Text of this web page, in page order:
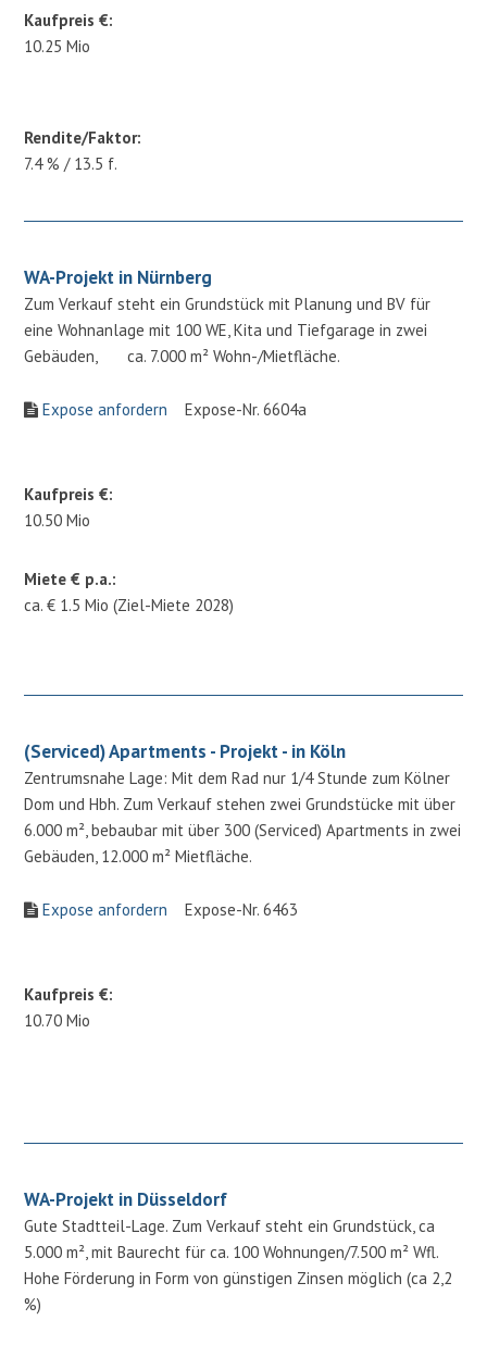
Kaufpreis €:
10.25 Mio
Rendite/Faktor:
7.4 % / 13.5 f.
WA-Projekt in Nürnberg
Zum Verkauf steht ein Grundstück mit Planung und BV für
eine Wohnanlage mit 100 WE, Kita und Tiefgarage in zwei
Gebäuden, ca. 7.000 m² Wohn-/Mietfläche.
Expose anfordern Expose-Nr. 6604a
Kaufpreis €:
10.50 Mio
Miete € p.a.:
ca. € 1.5 Mio (Ziel-Miete 2028)
(Serviced) Apartments - Projekt - in Köln
Zentrumsnahe Lage: Mit dem Rad nur 1/4 Stunde zum Kölner
Dom und Hbh. Zum Verkauf stehen zwei Grundstücke mit über
6.000 m², bebaubar mit über 300 (Serviced) Apartments in zwei
Gebäuden, 12.000 m² Mietfläche.
Expose anfordern Expose-Nr. 6463
Kaufpreis €:
10.70 Mio
WA-Projekt in Düsseldorf
Gute Stadtteil-Lage. Zum Verkauf steht ein Grundstück, ca
5.000 m², mit Baurecht für ca. 100 Wohnungen/7.500 m² Wfl.
Hohe Förderung in Form von günstigen Zinsen möglich (ca 2,2
%)